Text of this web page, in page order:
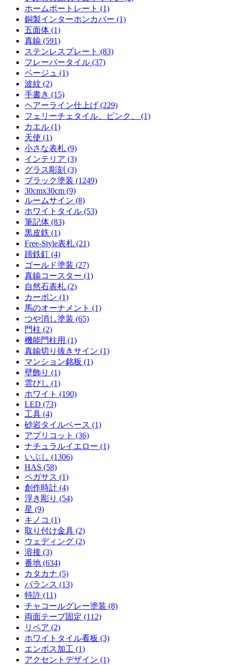
ホームポートレート (1)
銅製インターホンカバー (1)
五面体 (1)
真鍮 (591)
ステンレスプレート (83)
フレーバータイル (37)
ベージュ (1)
波紋 (2)
手書き (15)
ヘアーライン仕上げ (229)
フェリーチェタイル、ピンク、 (1)
カエル (1)
天使 (1)
小さな表札 (9)
インテリア (3)
グラス彫刻 (3)
ブラック塗装 (1249)
30cmx30cm (9)
ルームサイン (8)
ホワイトタイル (53)
筆記体 (83)
黒皮鉄 (1)
Free-Style表札 (21)
蹄鉄釘 (4)
ゴールド塗装 (27)
真鍮コースター (1)
自然石表札 (2)
カーボン (1)
馬のオーナメント (1)
つや消し塗装 (65)
門柱 (2)
機能門柱用 (1)
真鍮切り抜きサイン (1)
マンション銘板 (1)
壁飾り (1)
雲びし (1)
ホワイト (190)
LED (73)
工具 (4)
砂岩タイルベース (1)
アプリコット (36)
ナチュラルイエロー (1)
いぶし (1306)
HAS (58)
ペガサス (1)
創作時計 (4)
浮き彫り (54)
星 (9)
キノコ (1)
取り付け金具 (2)
ウェディング (2)
溶接 (3)
番地 (634)
カタカナ (5)
バランス (13)
特許 (11)
チャコールグレー塗装 (8)
両面テープ固定 (112)
リペア (2)
ホワイトタイル看板 (3)
エンボス加工 (1)
アクセントデザイン (1)